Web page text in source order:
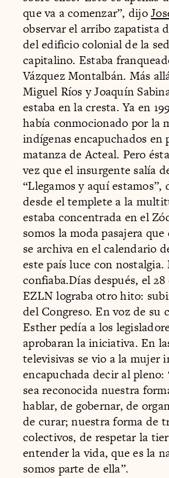
que va a comenzar”, dijo
observar el arribo zapatista
del edificio colonial de la
capitalino. Estaba
Vázquez Montalbán. Más
Miguel Ríos y Joaquín
estaba en la cresta. Ya en
había conmocionado por la
indígenas encapuchados en
matanza de Acteal. Pero
vez que el insurgente salía
“Llegamos y aquí estamos”,
desde el templete a la
estaba concentrada en el
somos la moda pasajera
se archiva en el calendario
este país luce con nostalgia.
confiaba.Días después, el
EZLN lograba otro hito:
del Congreso. En voz de su
Esther pedía a los
aprobaran la iniciativa. En
televisivas se vio a la mujer
encapuchada decir al pleno:
sea reconocida nuestra
hablar, de gobernar, de
de curar; nuestra forma de
colectivos, de respetar la
entender la vida, que es la
somos parte de ella”.